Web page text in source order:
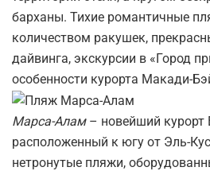
барханы. Тихие романтичные
количеством ракушек,
дайвинга, экскурсии в «Город
особенности курорта Макади-
Марса-Алам– новейший курорт
расположенный к югу от Эль-
нетронутые пляжи,